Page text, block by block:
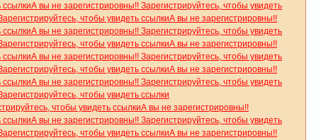
ссылкиА вы не зарегистрировны!! Зарегистрируйтесь, чтобы увидеть
чтобы увидеть ссылкиА вы не зарегистрировны!!
ссылкиА вы не зарегистрировны!! Зарегистрируйтесь, чтобы увидеть
чтобы увидеть ссылкиА вы не зарегистрировны!!
ссылкиА вы не зарегистрировны!! Зарегистрируйтесь, чтобы увидеть
чтобы увидеть ссылкиА вы не зарегистрировны!!
ссылкиА вы не зарегистрировны!! Зарегистрируйтесь, чтобы увидеть
чтобы увидеть ссылки
чтобы увидеть ссылкиА вы не зарегистрировны!!
ссылкиА вы не зарегистрировны!! Зарегистрируйтесь, чтобы увидеть
чтобы увидеть ссылкиА вы не зарегистрировны!!